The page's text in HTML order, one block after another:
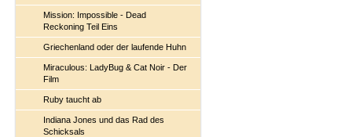
Mission: Impossible - Dead
Reckoning Teil Eins
Griechenland oder der laufende Huhn
Miraculous: LadyBug & Cat Noir - Der
Film
Ruby taucht ab
Indiana Jones und das Rad des
Schicksals